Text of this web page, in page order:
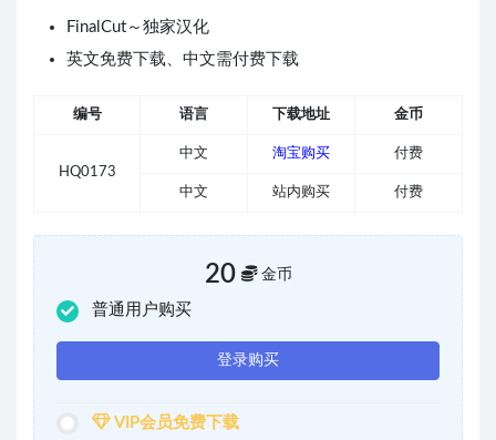
FinalCut～独家汉化
英文免费下载、中文需付费下载
编号 语言 下载地址 金币
HQ0173
中文 淘宝购买 付费
中文 站内购买 付费
20 金币
普通用户购买
登录购买
VIP会员免费下载